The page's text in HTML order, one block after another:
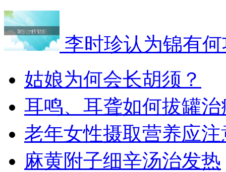
李时珍认为锦有
姑娘为何会长胡须？
耳鸣、耳聋如何拔罐治
老年女性摄取营养应注
麻黄附子细辛汤治发热